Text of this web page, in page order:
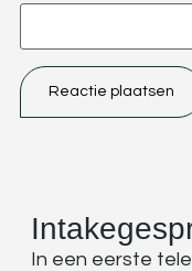
In een eerste